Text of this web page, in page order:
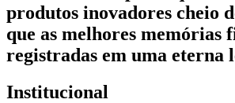
produtos inovadores cheio
que as melhores memórias
registradas em uma eterna
Institucional